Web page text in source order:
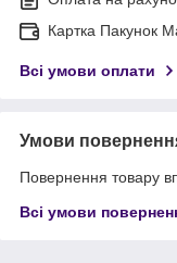
Картка Пакунок
Всі умови оплати
Умови
Повернення товару
Всі умови